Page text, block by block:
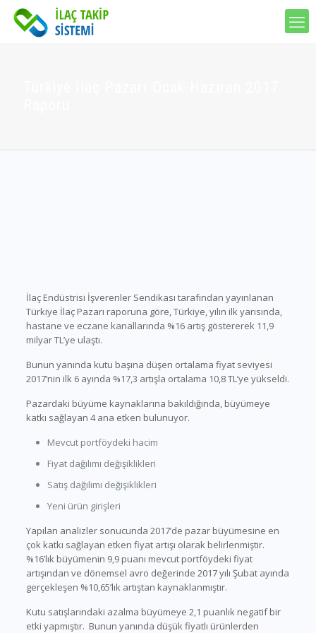
İlaç Endüstrisi İşverenler Sendikası tarafından yayınlanan
Türkiye İlaç Pazarı raporuna göre, Türkiye, yılın ilk yarısında,
hastane ve eczane kanallarında %16 artış göstererek 11,9
milyar TL’ye ulaştı.
Bunun yanında kutu başına düşen ortalama fiyat seviyesi
2017’nin ilk 6 ayında %17,3 artışla ortalama 10,8 TL’ye yükseldi.
Pazardaki büyüme kaynaklarına bakıldığında, büyümeye
katkı sağlayan 4 ana etken bulunuyor.
Mevcut portföydeki hacim
Fiyat dağılımı değişiklikleri
Satış dağılımı değişiklikleri
Yeni ürün girişleri
Yapılan analizler sonucunda 2017’de pazar büyümesine en
çok katkı sağlayan etken fiyat artışı olarak belirlenmiştir.
%16’lık büyümenin 9,9 puanı mevcut portföydeki fiyat
artışından ve dönemsel avro değerinde 2017 yılı Şubat ayında
gerçekleşen %10,65’lık artıştan kaynaklanmıştır.
Kutu satışlarındaki azalma büyümeye 2,1 puanlık negatif bir
etki yapmıştır. Bunun yanında düşük fiyatlı ürünlerden